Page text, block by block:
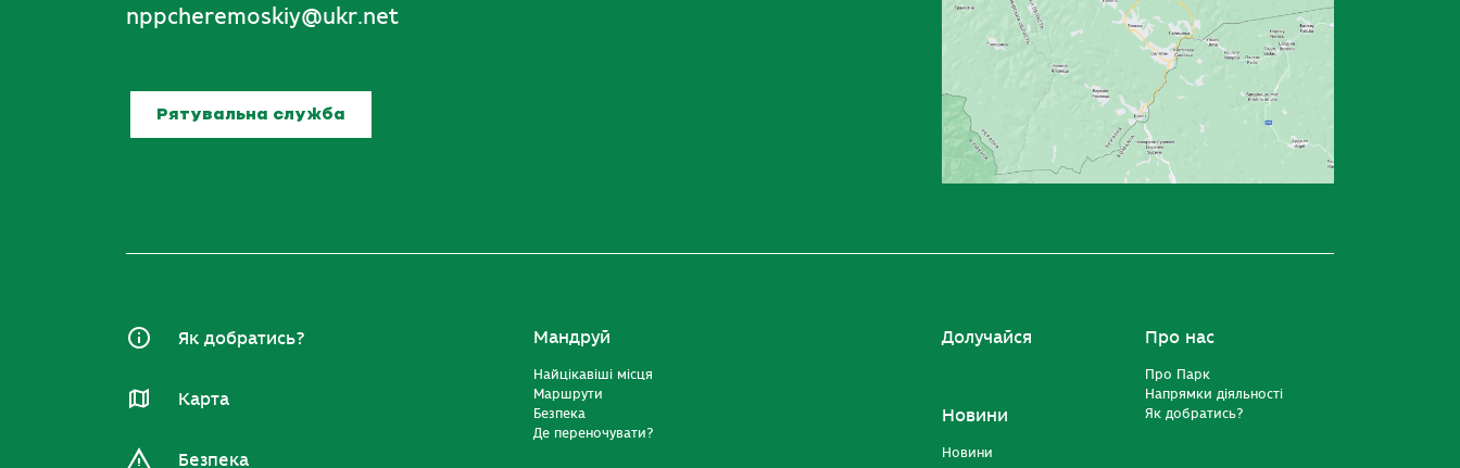
nppcheremoskiy@ukr.net
Рятувальна служба
Як добратись?
Карта
Безпека
Мандруй
Найцікавіші місця
Маршрути
Безпека
Де переночувати?
Долучайся
Новини
Новини
Про нас
Про Парк
Напрямки діяльності
Як добратись?